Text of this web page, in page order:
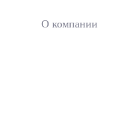
О компании